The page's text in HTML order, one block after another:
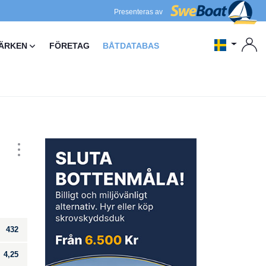
Presenteras av
FÖRETAG BÅTDATABAS
432
4,25